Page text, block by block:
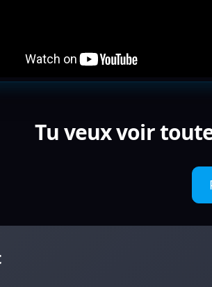
Tu veux voir